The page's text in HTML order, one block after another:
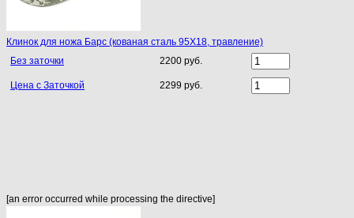
Клинок для ножа Барс (кованая сталь 95Х18, травление)
Без заточки
2200 руб.
Цена с Заточкой 2299 руб.
[an error occurred while processing the directive]